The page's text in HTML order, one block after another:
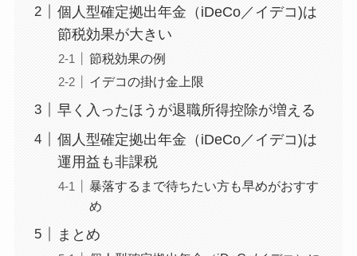
個人型確定拠出年金（iDeCo／イデコ)は
節税効果が大きい
節税効果の例
イデコの掛け金上限
早く入ったほうが退職所得控除が増える
個人型確定拠出年金（iDeCo／イデコ)は
運用益も非課税
暴落するまで待ちたい方も早めがおすす
め
まとめ